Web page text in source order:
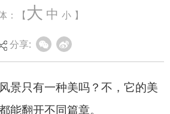
：【大 中 小 】
分享:
翻开不同篇章。
纳斯静听湖水低吟
晨雾将木屋晕染成童话